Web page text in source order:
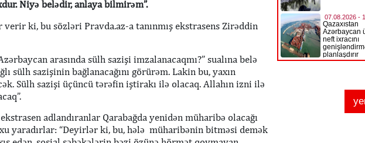
Niyə belədir, anlaya bilmirəm”.
ki, bu sözləri Pravda.az-a tanınmış ekstrasens Zirəddin
arasında sülh sazişi imzalanacaqmı?” sualına belə
sülh sazişinin bağlanacağını görürəm. Lakin bu, yaxın
Sülh sazişi üçüncü tərəfin iştirakı ilə olacaq. Allahın izni ilə
adlandıranlar Qarabağda yenidən müharibə olacağı
yaradırlar: “Deyirlər ki, bu, hələ müharibənin bitməsi demək